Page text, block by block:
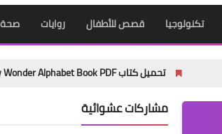
تكنولوجيا قصص للأطفال روايات صحة
تحميل كتاب My Wonder Alphabet Book PDF مجانًا | أفضل كتاب لتأسيس الأطفال في الحروف الإنجليزية 2027
مشاركات عشوائية